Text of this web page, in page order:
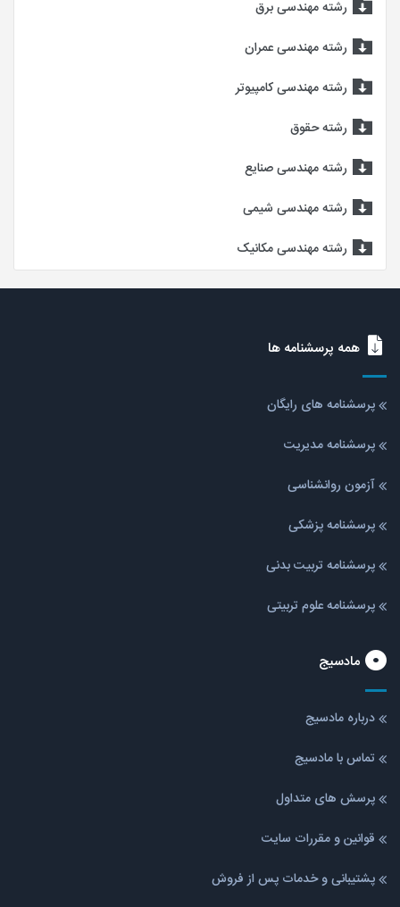
رشته مهندسی برق
رشته مهندسی عمران
رشته مهندسی کامپیوتر
رشته حقوق
رشته مهندسی صنایع
رشته مهندسی شیمی
رشته مهندسی مکانیک
همه پرسشنامه ها
پرسشنامه های رایگان
پرسشنامه مدیریت
آزمون روانشناسی
پرسشنامه پزشکی
پرسشنامه تربیت بدنی
پرسشنامه علوم تربیتی
مادسیج
درباره مادسیج
تماس با مادسیج
پرسش های متداول
قوانین و مقررات سایت
پشتیبانی و خدمات پس از فروش